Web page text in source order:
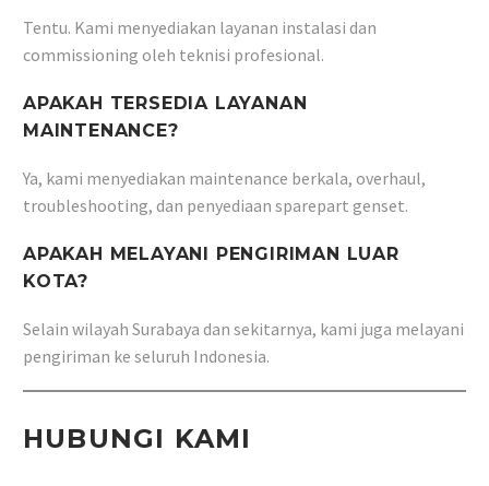
Tentu. Kami menyediakan layanan instalasi dan
commissioning oleh teknisi profesional.
APAKAH TERSEDIA LAYANAN
MAINTENANCE?
Ya, kami menyediakan maintenance berkala, overhaul,
troubleshooting, dan penyediaan sparepart genset.
APAKAH MELAYANI PENGIRIMAN LUAR
KOTA?
Selain wilayah Surabaya dan sekitarnya, kami juga melayani
pengiriman ke seluruh Indonesia.
HUBUNGI KAMI